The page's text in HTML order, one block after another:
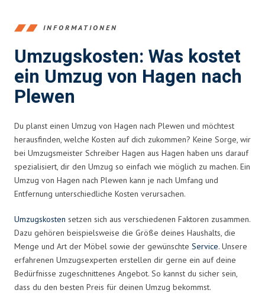
INFORMATIONEN
Umzugskosten: Was kostet
ein Umzug von Hagen nach
Plewen
Du planst einen Umzug von Hagen nach Plewen und möchtest
herausfinden, welche Kosten auf dich zukommen? Keine Sorge, wir
bei Umzugsmeister Schreiber Hagen aus Hagen haben uns darauf
spezialisiert, dir den Umzug so einfach wie möglich zu machen. Ein
Umzug von Hagen nach Plewen kann je nach Umfang und
Entfernung unterschiedliche Kosten verursachen.
Umzugskosten setzen sich aus verschiedenen Faktoren zusammen.
Dazu gehören beispielsweise die Größe deines Haushalts, die
Menge und Art der Möbel sowie der gewünschte Service. Unsere
erfahrenen Umzugsexperten erstellen dir gerne ein auf deine
Bedürfnisse zugeschnittenes Angebot. So kannst du sicher sein,
dass du den besten Preis für deinen Umzug bekommst.